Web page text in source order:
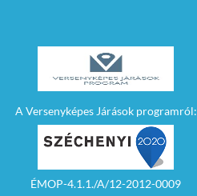
A Versenyképes Járások programról:
ÉMOP-4.1.1./A/12-2012-0009